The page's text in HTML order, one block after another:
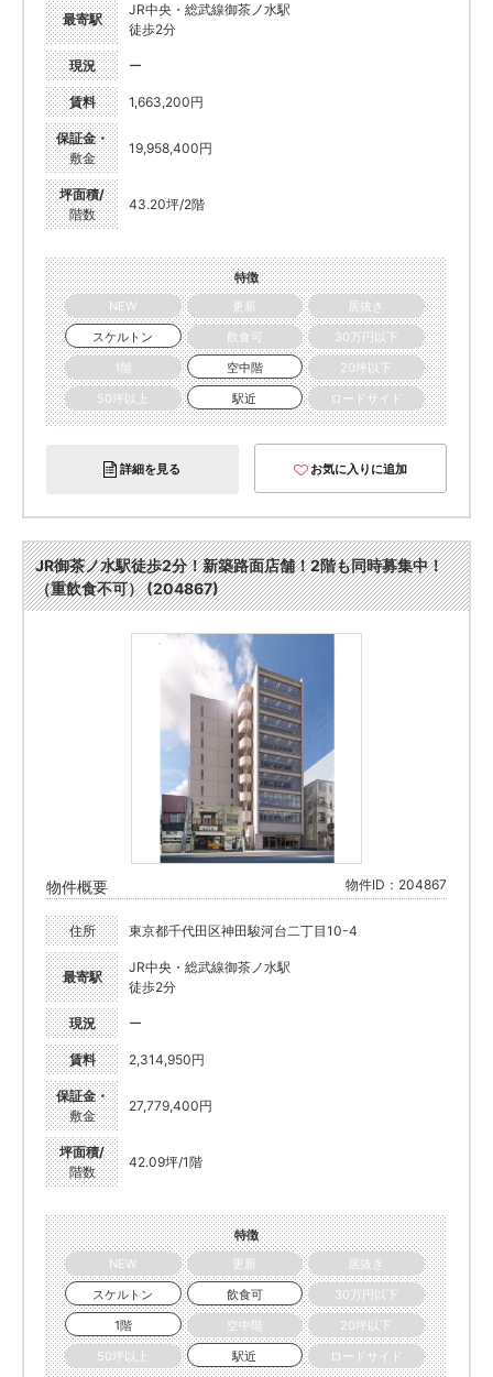
最寄駅
JR中央・総武線御茶ノ水駅
徒歩2分
現況 ー
賃料 1,663,200円
保証金・
敷金
19,958,400円
坪面積/
階数
43.20坪/2階
特徴
NEW
更新
居抜き
スケルトン
飲食可
30万円以下
1階
空中階
20坪以下
50坪以上
駅近 ロードサイド
詳細を見る お気に入りに追加
JR御茶ノ水駅徒歩2分！新築路面店舗！2階も同時募集中！
（重飲食不可） (204867)
物件概要 物件ID：204867
住所 東京都千代田区神田駿河台二丁目10-4
最寄駅
JR中央・総武線御茶ノ水駅
徒歩2分
現況 ー
賃料 2,314,950円
保証金・
敷金
27,779,400円
坪面積/
階数
42.09坪/1階
特徴
NEW
更新
居抜き
スケルトン
飲食可
30万円以下
1階
空中階
20坪以下
50坪以上
駅近 ロードサイド